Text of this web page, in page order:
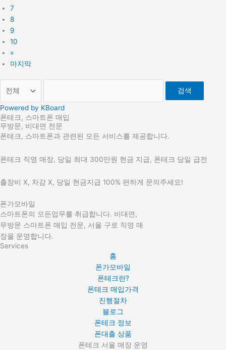
7
8
9
10
»
마지막
검색
Powered by KBoard
폰테크, 스마트폰 매입
무방문, 비대면 전문
폰테크, 스마트폰과 관련된 모든 서비스를 제공합니다.
폰테크 직영 매장, 당일 최대 300만원 현금 지급, 폰테크 당일 급전
출장비 X, 차감 X, 당일 현금지급 100% 편하게 문의주세요!
폰가모바일
스마트폰의 모든업무를 취급합니다. 비대면,
무방문 스마트폰 매입 전문, 서울 구로 직영 매
장을 운영합니다.
Services
홈
폰가모바일
폰테크란?
폰테크 매입가격
진행절차
블로그
폰테크 정보
폰대출 상품
폰테크 서울 매장 운영